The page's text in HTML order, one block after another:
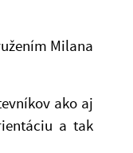
Milana
ako aj
a tak